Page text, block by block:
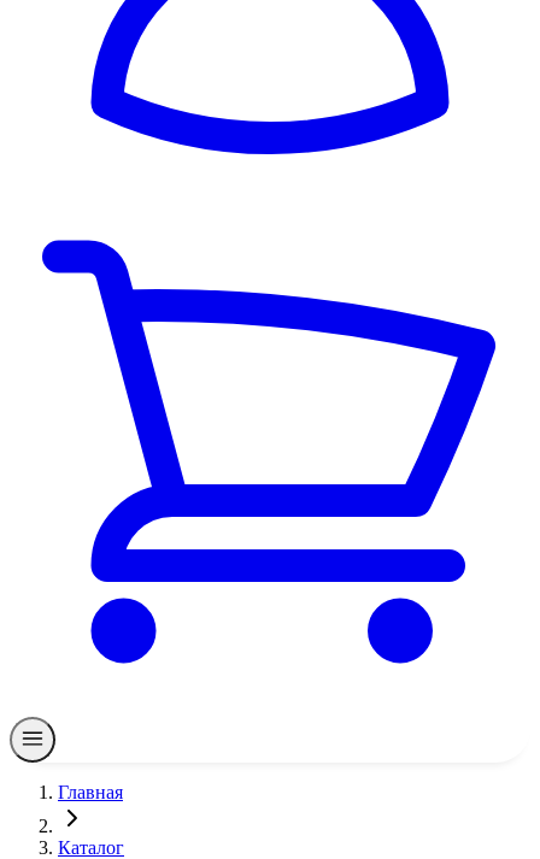
Главная
Каталог